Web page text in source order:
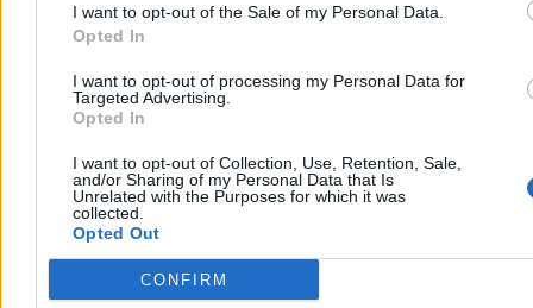
I want to opt-out of the Sale of my Personal Data.
Opted In
I want to opt-out of processing my Personal Data for
Targeted Advertising.
Opted In
I want to opt-out of Collection, Use, Retention, Sale,
and/or Sharing of my Personal Data that Is
Unrelated with the Purposes for which it was
collected.
Opted Out
CONFIRM
Kraj